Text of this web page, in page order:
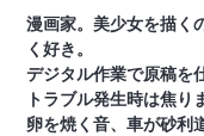
漫画家。美少女を描く
く好き。
デジタル作業で原稿を
トラブル発生時は焦り
卵を焼く音、車が砂利